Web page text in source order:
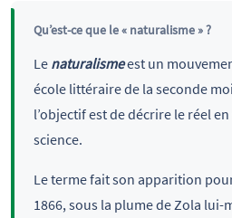
Qu’est-ce que le « naturalisme » ?
Le naturalismeest un
école littéraire de la seconde
l’objectif est de décrire le réel
science.
Le terme fait son apparition
1866, sous la plume de Zola lui-